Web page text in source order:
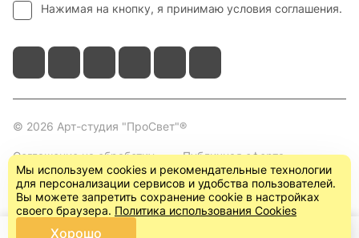
Нажимая на кнопку, я принимаю условия соглашения.
© 2026 Арт-студия "ПроСвет"®
Соглашение на обработку
персональных данных
Публичная оферта
(пользовательское
соглашение)
Мы используем cookies и рекомендательные технологии
для персонализации сервисов и удобства пользователей.
Вы можете запретить сохранение cookie в настройках
своего браузера. Политика использования Cookies
Хорошо